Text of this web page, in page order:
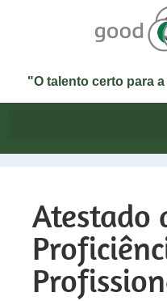
"O talento certo para
Atestado